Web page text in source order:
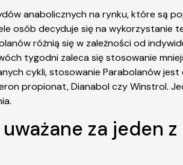
anabolicznych na rynku, które są
osób decyduje się na
różnią się w zależności od
tygodni zaleca się stosowanie
cykli, stosowanie Parabolanów
propionat, Dianabol czy Winstrol.
uważane za